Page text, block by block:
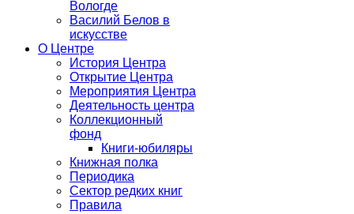
Вологде
Василий Белов в
искусстве
О Центре
История Центра
Открытие Центра
Мероприятия Центра
Деятельность центра
Коллекционный
фонд
Книги-юбиляры
Книжная полка
Периодика
Сектор редких книг
Правила